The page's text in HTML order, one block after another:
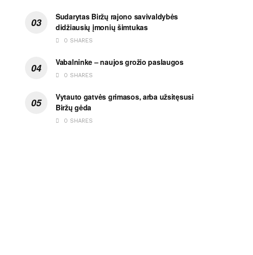
Sudarytas Biržų rajono savivaldybės
didžiausių įmonių šimtukas
0 SHARES
Vabalninke – naujos grožio paslaugos
0 SHARES
Vytauto gatvės grimasos, arba užsitęsusi
Biržų gėda
0 SHARES